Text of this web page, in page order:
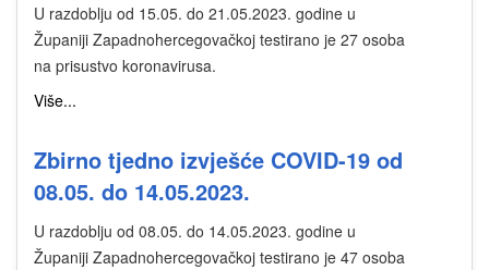
U razdoblju od 15.05. do 21.05.2023. godine u
Županiji Zapadnohercegovačkoj testirano je 27 osoba
na prisustvo koronavirusa.
Više...
Zbirno tjedno izvješće COVID-19 od
08.05. do 14.05.2023.
U razdoblju od 08.05. do 14.05.2023. godine u
Županiji Zapadnohercegovačkoj testirano je 47 osoba